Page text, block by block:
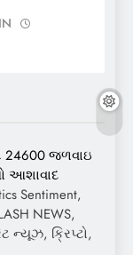
24600 જળવાઇ
આશાવાદ
Sentiment,
NEWS,
ન્યૂઝ, ક્રિપ્ટો,